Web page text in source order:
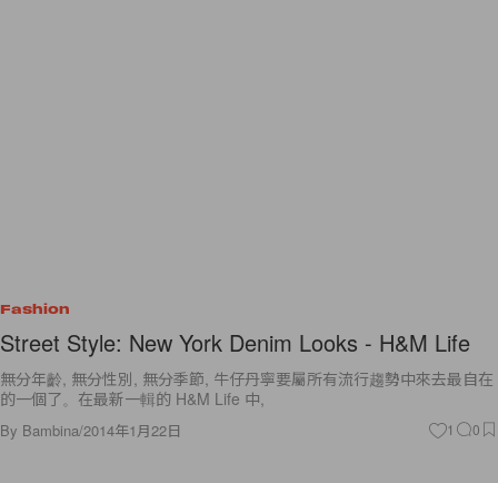
Fashion
Street Style: New York Denim Looks - H&M Life
無分年齡, 無分性別, 無分季節, 牛仔丹寧要屬所有流行趨勢中來去最自在
的一個了。在最新一輯的 H&M Life 中,
By Bambina/2014年1月22日 1 0